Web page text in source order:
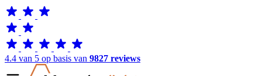
4.4 van 5 op basis van 9827 reviews